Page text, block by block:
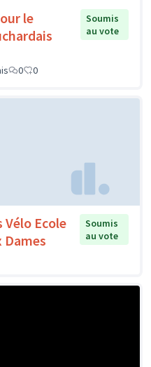
le
Soumis
au vote
0 0
Vélo Ecole
Dames
Soumis
au vote